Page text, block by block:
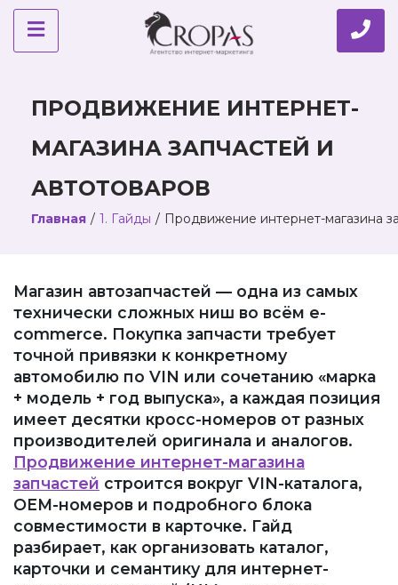
ПРОДВИЖЕНИЕ ИНТЕРНЕТ-
МАГАЗИНА ЗАПЧАСТЕЙ И
АВТОТОВАРОВ
Главная / 1. Гайды / Продвижение интернет-магазина
Магазин автозапчастей — одна из самых
технически сложных ниш во всём e-
commerce. Покупка запчасти требует
точной привязки к конкретному
автомобилю по VIN или сочетанию «марка
+ модель + год выпуска», а каждая позиция
имеет десятки кросс-номеров от разных
производителей оригинала и аналогов.
Продвижение интернет-магазина
запчастей строится вокруг VIN-каталога,
OEM-номеров и подробного блока
совместимости в карточке. Гайд
разбирает, как организовать каталог,
карточки и семантику для интернет-